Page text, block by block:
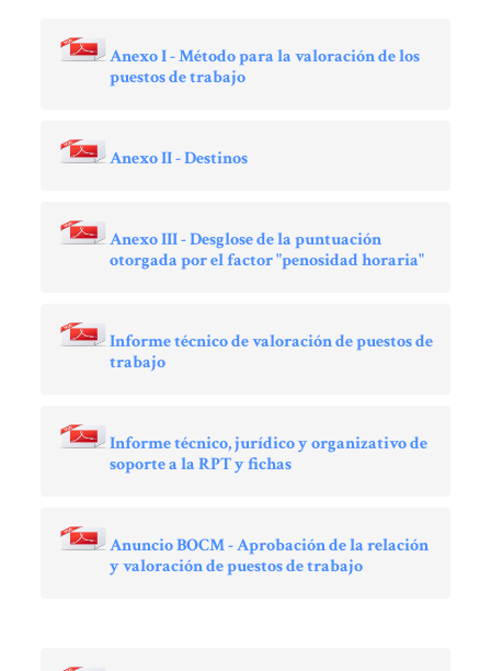
Anexo I - Método para la valoración de los
puestos de trabajo
Anexo II - Destinos
Anexo III - Desglose de la puntuación
otorgada por el factor "penosidad horaria"
Informe técnico de valoración de puestos de
trabajo
Informe técnico, jurídico y organizativo de
soporte a la RPT y fichas
Anuncio BOCM - Aprobación de la relación
y valoración de puestos de trabajo